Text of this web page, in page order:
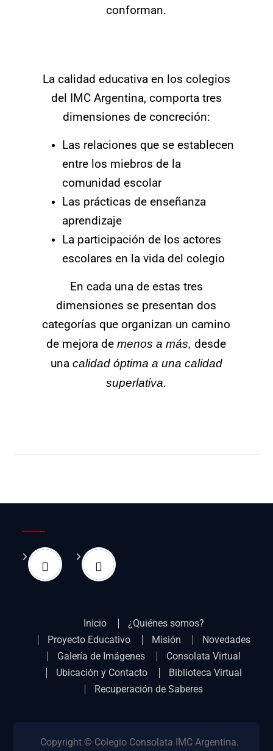
conforman.
La calidad educativa en los colegios
del IMC Argentina, comporta tres
dimensiones de concreción:
Las relaciones que se establecen
entre los miebros de la
comunidad escolar
Las prácticas de enseñanza
aprendizaje
La participación de los actores
escolares en la vida del colegio
En cada una de estas tres
dimensiones se presentan dos
categorías que organizan un camino
de mejora demenos a más,desde
una calidad óptima a una calidad
superlativa.
Inicio
¿Quiénes somos?
Proyecto Educativo
Misión
Novedades
Galería de Imágenes
Consolata Virtual
Ubicación y Contacto
Biblioteca Virtual
Recuperación de Saberes
Copyright © Colegio Consolata IMC Argentina.